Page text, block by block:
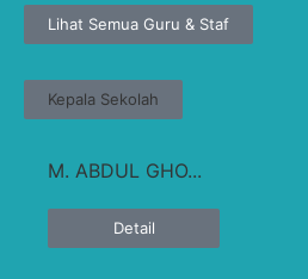
Lihat Semua Guru & Staf
M. ABDUL GHO...
Detail
Kepala Sekolah